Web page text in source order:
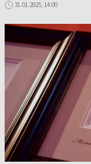
31.01.2025, 14:00